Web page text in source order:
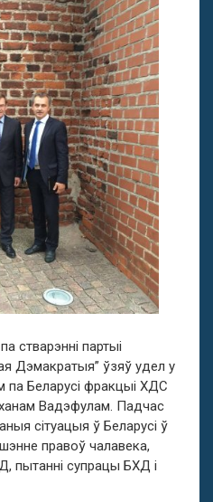
стварэнні партыі
Дэмакратыя” ўзяў удел у
Беларусі фракцыі ХДС
Вадэфулам. Падчас
сітуацыя ў Беларусі ў
правоў чалавека,
пытанні супрацы БХД і